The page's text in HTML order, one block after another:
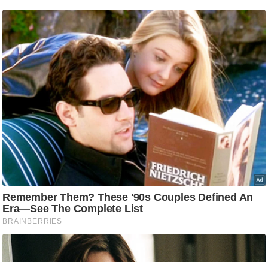
/
फै
श
न
घ
रे
नु
स्खे
प
र्य
ट
न
स्थ
ल